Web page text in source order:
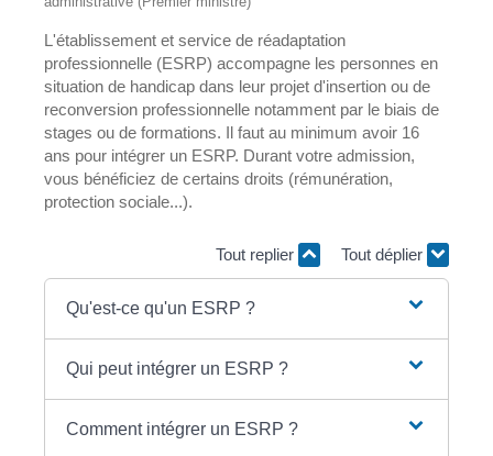
L'établissement et service de réadaptation
professionnelle (ESRP) accompagne les personnes en
situation de handicap dans leur projet d'insertion ou de
reconversion professionnelle notamment par le biais de
stages ou de formations. Il faut au minimum avoir 16
ans pour intégrer un ESRP. Durant votre admission,
vous bénéficiez de certains droits (rémunération,
protection sociale...).
Tout replier Tout déplier
Qu'est-ce qu'un ESRP ?
Qui peut intégrer un ESRP ?
Comment intégrer un ESRP ?